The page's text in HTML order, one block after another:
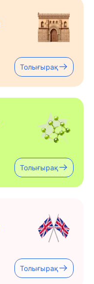
Толығырақ
Толығырақ
Толығырақ